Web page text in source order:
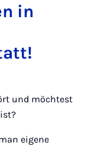
in
und möchtest
eigene